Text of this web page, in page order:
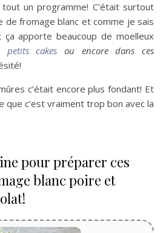
un programme! C’était surtout
fromage blanc et comme je sais
apporte beaucoup de moelleux
petits cakes ou encore dans ces
c’était encore plus fondant! Et
que c’est vraiment trop bon avec la
pour préparer ces
blanc poire et